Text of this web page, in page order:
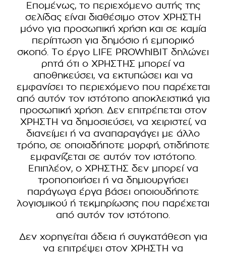
Επομένως, το περιεχόμενο αυτής της
σελίδας είναι διαθέσιμο στον ΧΡΗΣΤΗ
μόνο για προσωπική χρήση και σε καμία
περίπτωση για δημόσιο ή εμπορικό
σκοπό. Το έργο LIFE PROWhIBIT δηλώνει
ρητά ότι ο ΧΡΗΣΤΗΣ μπορεί να
αποθηκεύσει, να εκτυπώσει και να
εμφανίσει το περιεχόμενο που παρέχεται
από αυτόν τον ιστότοπο αποκλειστικά για
προσωπική χρήση. Δεν επιτρέπεται στον
ΧΡΗΣΤΗ να δημοσιεύσει, να χειριστεί, να
διανείμει ή να αναπαραγάγει με άλλο
τρόπο, σε οποιαδήποτε μορφή, οτιδήποτε
εμφανίζεται σε αυτόν τον ιστότοπο.
Επιπλέον, ο ΧΡΗΣΤΗΣ δεν μπορεί να
τροποποιήσει ή να δημιουργήσει
παράγωγα έργα βάσει οποιουδήποτε
λογισμικού ή τεκμηρίωσης που παρέχεται
από αυτόν τον ιστότοπο.
Δεν χορηγείται άδεια ή συγκατάθεση για
να επιτρέψει στον ΧΡΗΣΤΗ να